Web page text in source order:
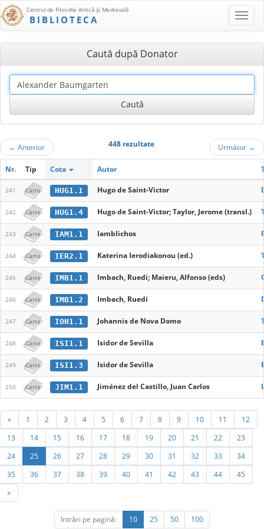
Centrul de Filosofie Antică şi Medievală
BIBLIOTECA
Caută după Donator
← Anterior 448 rezultate Următor →
Nr. Tip Cota Autor
241 Carte HUG1.1 Hugo de Saint-Victor
242 Carte HUG1.4 Hugo de Saint-Victor; Taylor, Jerome (transl.)
243 Carte IAM1.1 Iamblichos
244 Carte IER2.1 Katerina Ierodiakonou (ed.)
245 Carte IMB1.1 Imbach, Ruedi; Maieru, Alfonso (eds)
246 Carte IMB1.2 Imbach, Ruedi
247 Carte IOH1.1 Johannis de Nova Domo
248 Carte ISI1.1 Isidor de Sevilla
249 Carte ISI1.3 Isidor de Sevilla
250 Carte JIM1.1 Jiménez del Castillo, Juan Carlos
« 1 2 3 4 5 6 7 8 9 10 11
12
13
14 15 16 17 18 19 20 21 22
23
24
25 26 27 28 29 30 31 32 33
34
35
36 37 38 39 40 41 42 43 44
45
»
Intrări pe pagină: 10 25 50 100